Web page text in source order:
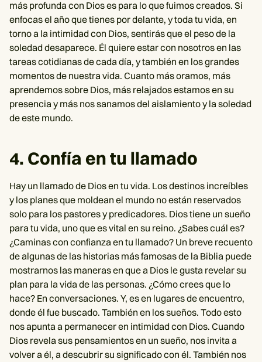
más profunda con Dios es para lo que fuimos creados. Si
enfocas el año que tienes por delante, y toda tu vida, en
torno a la intimidad con Dios, sentirás que el peso de la
soledad desaparece. Él quiere estar con nosotros en las
tareas cotidianas de cada día, y también en los grandes
momentos de nuestra vida. Cuanto más oramos, más
aprendemos sobre Dios, más relajados estamos en su
presencia y más nos sanamos del aislamiento y la soledad
de este mundo.
4. Confía en tu llamado
Hay un llamado de Dios en tu vida. Los destinos increíbles
y los planes que moldean el mundo no están reservados
solo para los pastores y predicadores. Dios tiene un sueño
para tu vida, uno que es vital en su reino. ¿Sabes cuál es?
¿Caminas con confianza en tu llamado? Un breve recuento
de algunas de las historias más famosas de la Biblia puede
mostrarnos las maneras en que a Dios le gusta revelar su
plan para la vida de las personas. ¿Cómo crees que lo
hace? En conversaciones. Y, es en lugares de encuentro,
donde él fue buscado. También en los sueños. Todo esto
nos apunta a permanecer en intimidad con Dios. Cuando
Dios revela sus pensamientos en un sueño, nos invita a
volver a él, a descubrir su significado con él. También nos